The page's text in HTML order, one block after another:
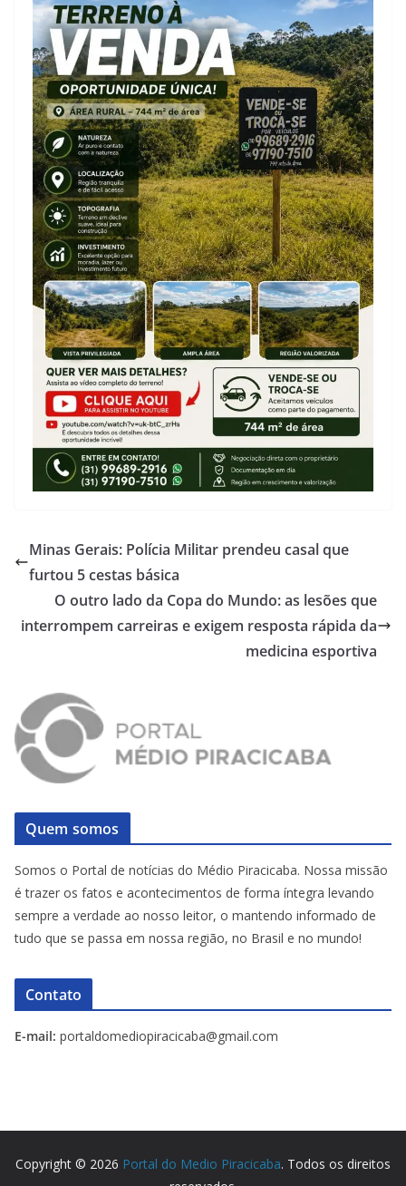
Minas Gerais: Polícia Militar prendeu casal que
furtou 5 cestas básica
O outro lado da Copa do Mundo: as lesões que
interrompem carreiras e exigem resposta rápida da
medicina esportiva
Quem somos
Somos o Portal de notícias do Médio Piracicaba. Nossa missão
é trazer os fatos e acontecimentos de forma íntegra levando
sempre a verdade ao nosso leitor, o mantendo informado de
tudo que se passa em nossa região, no Brasil e no mundo!
Contato
E-mail: portaldomediopiracicaba@gmail.com
Copyright © 2026 Portal do Medio Piracicaba. Todos os direitos